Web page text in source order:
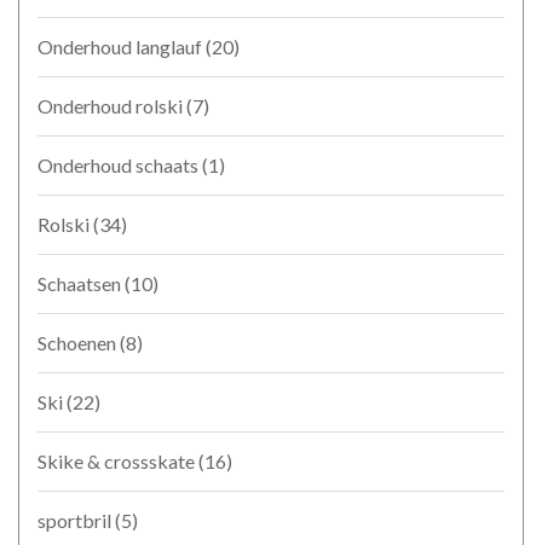
Onderhoud langlauf(20)
Onderhoud rolski (7)
Onderhoud schaats (1)
Rolski (34)
Schaatsen (10)
Schoenen (8)
Ski (22)
Skike & crossskate(16)
sportbril (5)